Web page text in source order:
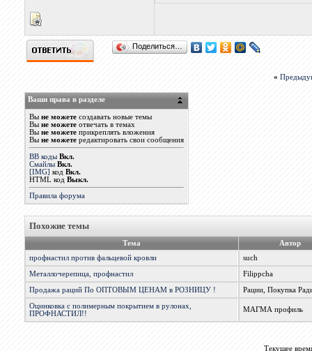
Поделиться…
«
Ваши права в разделе
Вы не можетесоздавать новые темы
Вы не можетеотвечать в темах
Вы не можетеприкреплять вложения
Вы не можетередактировать свои сообщения
BB коды Вкл.
Смайлы Вкл.
[IMG] код Вкл.
HTML код Выкл.
Правила форума
Похожие темы
Тема
Автор
профнастил против фальцевой кровли
such
Металлочерепица, профнастил Filippcha
Продажа раций По ОПТОВЫМ ЦЕНАМ в РОЗНИЦУ ! Рации, Покупка
Оцинковка с полимерным покрытием в рулонах,
ПРОФНАСТИЛ!!
МАГМА профиль
Текущее